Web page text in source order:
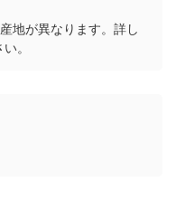
地が異なります。詳し
。